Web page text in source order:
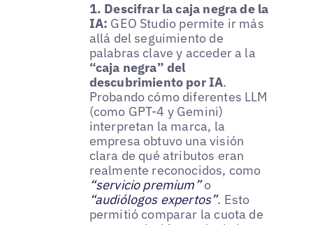
1. Descifrar la caja negra de la
IA: GEO Studio permite ir más
allá del seguimiento de
palabras clave y acceder a la
“caja negra” del
descubrimiento por IA.
Probando cómo diferentes LLM
(como GPT-4 y Gemini)
interpretan la marca, la
empresa obtuvo una visión
clara de qué atributos eran
realmente reconocidos, como
“servicio premium”o
“audiólogos expertos”. Esto
permitió comparar la cuota de